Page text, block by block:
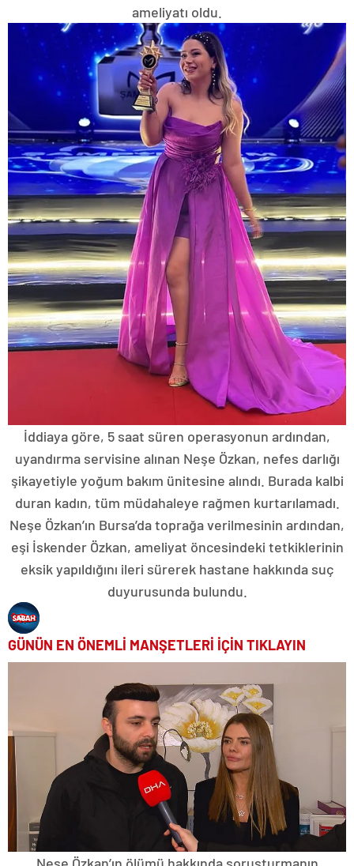
ameliyatı oldu.
İddiaya göre, 5 saat süren operasyonun ardından,
uyandırma servisine alınan Neşe Özkan, nefes darlığı
şikayetiyle yoğum bakım ünitesine alındı. Burada kalbi
duran kadın, tüm müdahaleye rağmen kurtarılamadı.
Neşe Özkan’ın Bursa’da toprağa verilmesinin ardından,
eşi İskender Özkan, ameliyat öncesindeki tetkiklerinin
eksik yapıldığını ileri sürerek hastane hakkında suç
duyurusunda bulundu.
GÜNÜN EN ÖNEMLİ MANŞETLERİ İÇİN TIKLAYIN